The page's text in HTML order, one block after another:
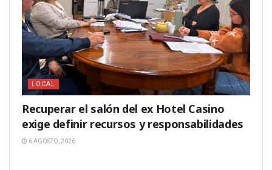
LOCAL
Recuperar el salón del ex Hotel Casino
exige definir recursos y responsabilidades
6 AGOSTO, 2026